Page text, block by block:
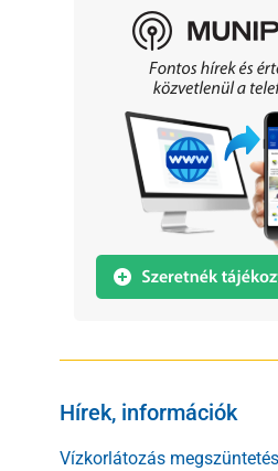
Hírek, információk
Vízkorlátozás